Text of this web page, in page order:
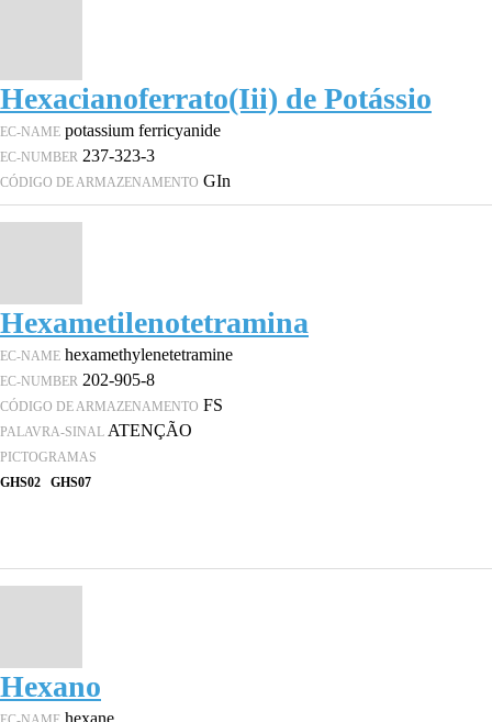
Hexacianoferrato(Iii) de Potássio
EC-NAME potassium ferricyanide
EC-NUMBER 237-323-3
CÓDIGO DE ARMAZENAMENTO GIn
Hexametilenotetramina
EC-NAME hexamethylenetetramine
EC-NUMBER 202-905-8
CÓDIGO DE ARMAZENAMENTO FS
PALAVRA-SINAL ATENÇÃO
PICTOGRAMAS
GHS02
GHS07
Hexano
hexane